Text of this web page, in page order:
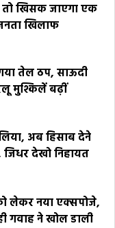
खिसक जाएगा एक
खिलाफ
तेल ठप, साऊदी
मुश्किलें बढ़ीं
अब हिसाब देने
देखो निहायत
लेकर नया एक्सपोजे,
गवाह ने खोल डाली